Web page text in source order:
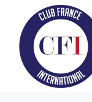
content